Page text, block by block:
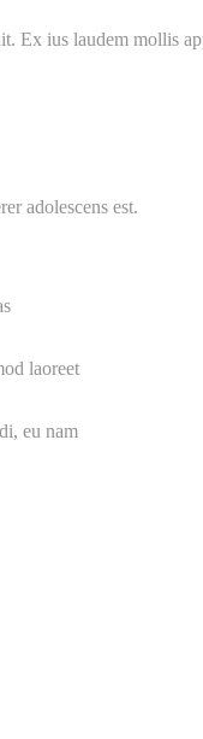
Ex ius laudem mollis
adolescens est.
laoreet
eu nam